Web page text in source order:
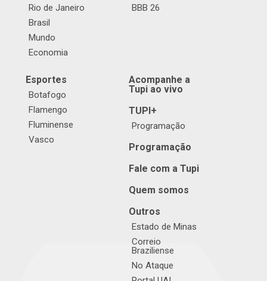
Rio de Janeiro
Brasil
Mundo
Economia
BBB 26
Esportes
Botafogo
Flamengo
Fluminense
Vasco
Acompanhe a
Tupi ao vivo
TUPI+
Programação
Programação
Fale com a Tupi
Quem somos
Outros
Estado de Minas
Correio
Braziliense
No Ataque